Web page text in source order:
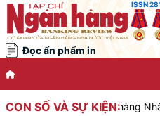
ISSN
Đọc ấn phẩm in
CON SỐ VÀ SỰ KIỆN:Ngân hàng Nhà